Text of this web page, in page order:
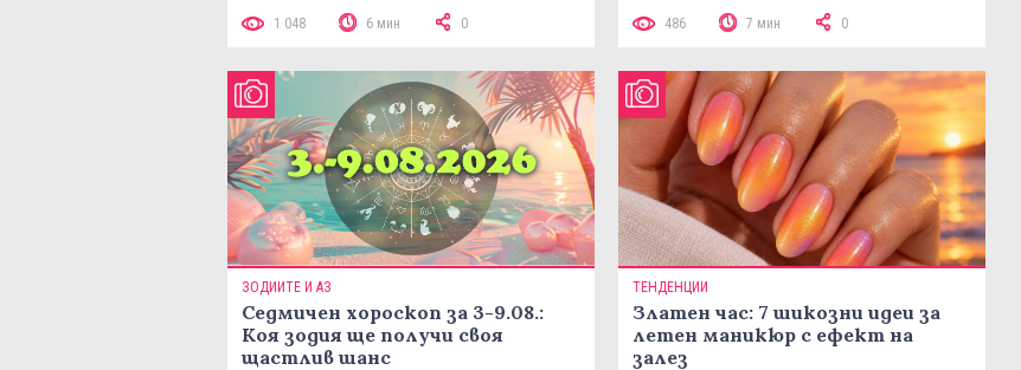
1 048 6 мин 0 486 7 мин 0
ЗОДИИТЕ И АЗ
Седмичен хороскоп за 3-9.08.:
Коя зодия ще получи своя
щастлив шанс
ТЕНДЕНЦИИ
Златен час: 7 шикозни идеи за
летен маникюр с ефект на
залез